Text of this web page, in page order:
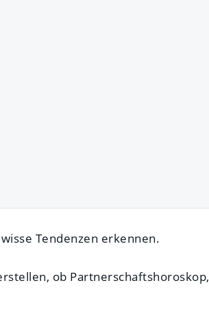
Tendenzen erkennen.
ob Partnerschaftshoroskop,